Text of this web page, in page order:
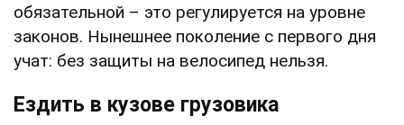
обязательной – это регулируется на уровне
законов. Нынешнее поколение с первого дня
учат: без защиты на велосипед нельзя.
Ездить в кузове грузовика